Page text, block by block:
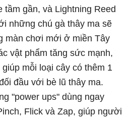
tầm gần, và Lightning Reed
những chú gà thây ma sẽ
màn chơi mới ở miền Tây
vật phẩm tăng sức mạnh,
mỗi loại cây có thêm 1
đầu với bè lũ thây ma.
"power ups" dùng ngay
Flick và Zap, giúp người